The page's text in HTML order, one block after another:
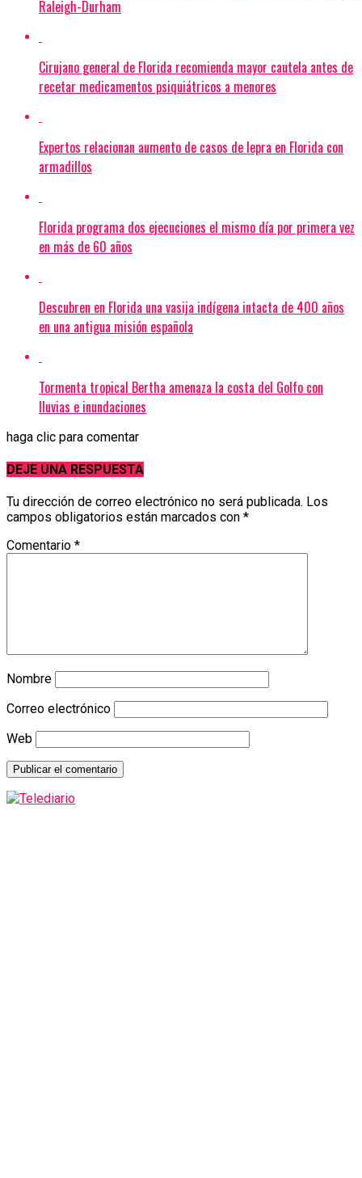
Raleigh-Durham
Cirujano general de Florida recomienda mayor cautela antes de
recetar medicamentos psiquiátricos a menores
Expertos relacionan aumento de casos de lepra en Florida con
armadillos
Florida programa dos ejecuciones el mismo día por primera vez
en más de 60 años
Descubren en Florida una vasija indígena intacta de 400 años
en una antigua misión española
Tormenta tropical Bertha amenaza la costa del Golfo con
lluvias e inundaciones
haga clic para comentar
DEJE UNA RESPUESTA
Tu dirección de correo electrónico no será publicada. Los
campos obligatorios están marcados con *
Comentario *
Nombre
Correo electrónico
Web